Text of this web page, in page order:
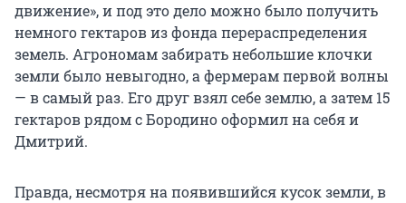
движение», и под это дело можно было получить
немного гектаров из фонда перераспределения
земель. Агрономам забирать небольшие клочки
земли было невыгодно, а фермерам первой волны
— в самый раз. Его друг взял себе землю, а затем 15
гектаров рядом с Бородино оформил на себя и
Дмитрий.
Правда, несмотря на появившийся кусок земли, в